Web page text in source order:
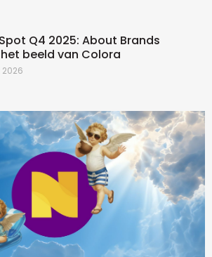
Q4 2025: About Brands
beeld van Colora